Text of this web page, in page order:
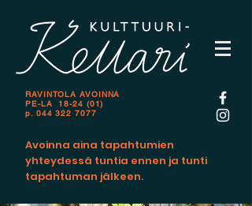
RAVINTOLA AVOINNA
PE-LA 18-24 (01)
p. 044 322 7077
Avoinna aina tapahtumien
yhteydessä tuntia ennen ja tunti
tapahtuman jälkeen.